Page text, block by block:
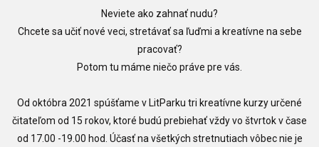
Neviete ako zahnať nudu?
Chcete sa učiť nové veci, stretávať sa ľuďmi a kreatívne na sebe
pracovať?
Potom tu máme niečo práve pre vás.
Od októbra 2021 spúšťame v LitParku tri kreatívne kurzy určené
čitateľom od 15 rokov, ktoré budú prebiehať vždy vo štvrtok v čase
od 17.00 -19.00 hod. Účasť na všetkých stretnutiach vôbec nie je